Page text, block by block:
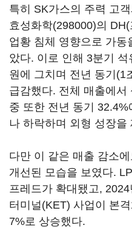
특히 SK가스의 주력 고
효성화학(298000)의 DH(
업황 침체 영향으로 가
았다. 이로 인해 3분기
원에 그치며 전년 동기(1
급감했다. 전체 매출에서
중 또한 전년 동기
나 하락하며 외형 성장
다만 이 같은 매출 감소
개선된 모습을 보였다.
프레드가 확대됐고,
터미널(KET) 사업이 본
7%로 상승했다.